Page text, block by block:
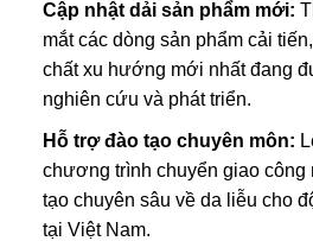
Cập nhật dải sản phẩm mới:
mắt các dòng sản phẩm cải
chất xu hướng mới nhất đang
nghiên cứu và phát triển.
Hỗ trợ đào tạo chuyên môn:
chương trình chuyển giao công
tạo chuyên sâu về da liễu cho
tại Việt Nam.